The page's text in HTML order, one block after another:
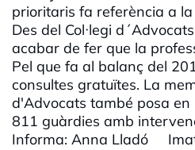
prioritaris fa referència a
Des del Col·legi
acabar de fer que la
Pel que fa al balanç del
consultes gratuïtes. La
d'Advocats també posa
811 guàrdies amb
Informa: Anna Lladó